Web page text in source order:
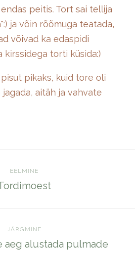
peitis. Tort sai tellija
:) ja võin rõõmuga teatada,
võivad ka edaspidi
kirssidega torti küsida:)
pikaks, kuid tore oli
aitäh ja vahvate
EELMINE
JÄRGMINE
aeg alustada pulmade